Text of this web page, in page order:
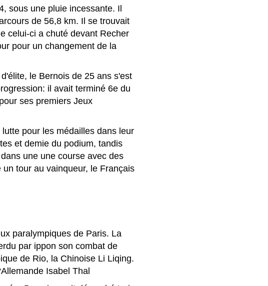
sous une pluie incessante. Il
de 56,8 km. Il se trouvait
celui-ci a chuté devant Recher
pour un changement de la
le Bernois de 25 ans s'est
il avait terminé 6e du
ses premiers Jeux
pour les médailles dans leur
et demie du podium, tandis
une une course avec des
tour au vainqueur, le Français
paralympiques de Paris. La
par ippon son combat de
de Rio, la Chinoise Li Liqing.
Isabel Thal